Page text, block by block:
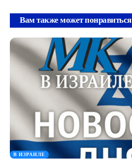
Вам также может понравиться
В ИЗРАИЛЕ